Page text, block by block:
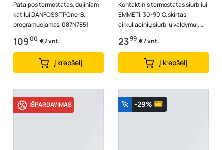
Patalpos termostatas, dujiniam
katilui DANFOSS TPOne-B,
programuojamas, 087N7851
10900 € / vnt.
Į krepšelį
Kontaktinis termostatas siurbliui
EMMETI, 30-90'C, skirtas
cirkuliacinių siurblių valdymui,
02012040
2399 € / vnt.
Į krepšelį
IŠPARDAVIMAS -29%